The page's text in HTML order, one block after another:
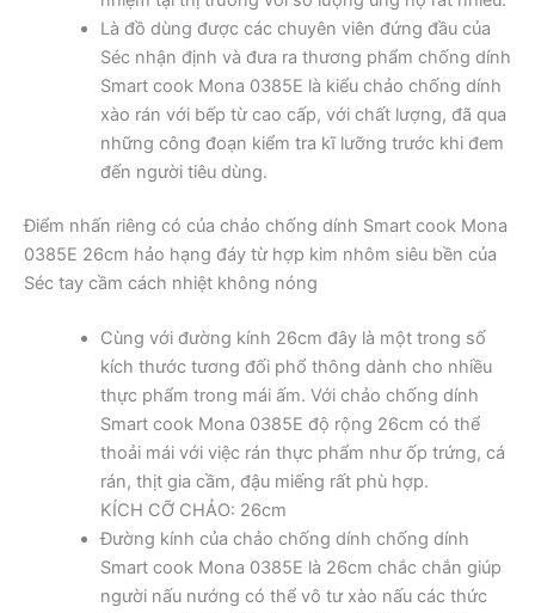
Là đồ dùng được các chuyên viên đứng đầu của
Séc nhận định và đưa ra thương phẩm chống dính
Smart cook Mona 0385E là kiểu chảo chống dính
xào rán với bếp từ cao cấp, với chất lượng, đã qua
những công đoạn kiểm tra kĩ lưỡng trước khi đem
đến người tiêu dùng.
Điểm nhấn riêng có của chảo chống dính Smart cook Mona
0385E 26cm hảo hạng đáy từ hợp kim nhôm siêu bền của
Séc tay cầm cách nhiệt không nóng
Cùng với đường kính 26cm đây là một trong số
kích thước tương đối phổ thông dành cho nhiều
thực phẩm trong mái ấm. Với chảo chống dính
Smart cook Mona 0385E độ rộng 26cm có thể
thoải mái với việc rán thực phẩm như ốp trứng, cá
rán, thịt gia cầm, đậu miếng rất phù hợp.
KÍCH CỠ CHẢO: 26cm
Đường kính của chảo chống dính chống dính
Smart cook Mona 0385E là 26cm chắc chắn giúp
người nấu nướng có thể vô tư xào nấu các thức